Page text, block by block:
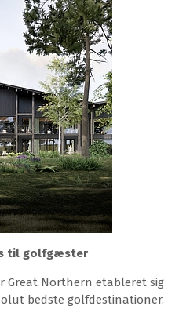
til golfgæster
Great Northern etableret sig
bedste golfdestinationer.